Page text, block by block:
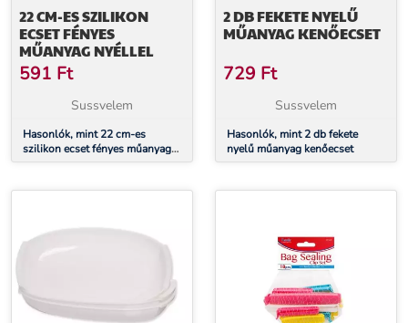
22 CM-ES SZILIKON
ECSET FÉNYES
MŰANYAG NYÉLLEL
591 Ft
Sussvelem
Hasonlók, mint 22 cm-es
szilikon ecset fényes műanyag
nyéllel
2 DB FEKETE NYELŰ
MŰANYAG KENŐECSET
729 Ft
Sussvelem
Hasonlók, mint 2 db fekete
nyelű műanyag kenőecset